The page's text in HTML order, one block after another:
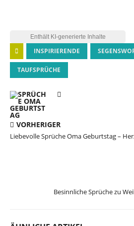
INSPIRIERENDE
TAUFSPRÜCHE
VORHERIGER
Liebevolle Sprüche Oma Geburtstag –
Besinnliche Sprüche zu